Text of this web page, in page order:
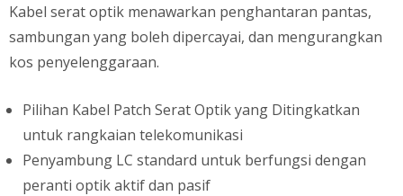
Kabel serat optik menawarkan penghantaran pantas,
sambungan yang boleh dipercayai, dan mengurangkan
kos penyelenggaraan.
Pilihan Kabel Patch Serat Optik yang Ditingkatkan
untuk rangkaian telekomunikasi
Penyambung LC standard untuk berfungsi dengan
peranti optik aktif dan pasif